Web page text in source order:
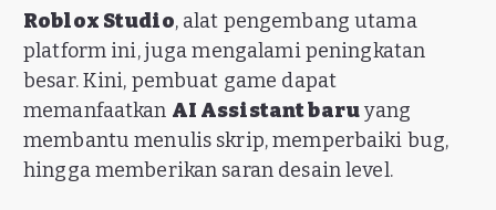
Roblox Studio, alat pengembang utama
platform ini, juga mengalami peningkatan
besar. Kini, pembuat game dapat
memanfaatkan AI Assistant baruyang
membantu menulis skrip, memperbaiki bug,
hingga memberikan saran desain level.